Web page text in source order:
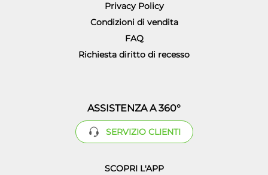
Privacy Policy
Condizioni di vendita
FAQ
Richiesta diritto di recesso
ASSISTENZA A 360°
SERVIZIO CLIENTI
SCOPRI L'APP